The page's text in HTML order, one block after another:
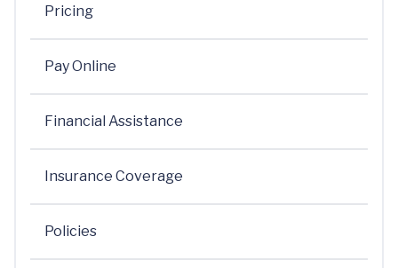
Pricing
Pay Online
Financial Assistance
Insurance Coverage
Policies